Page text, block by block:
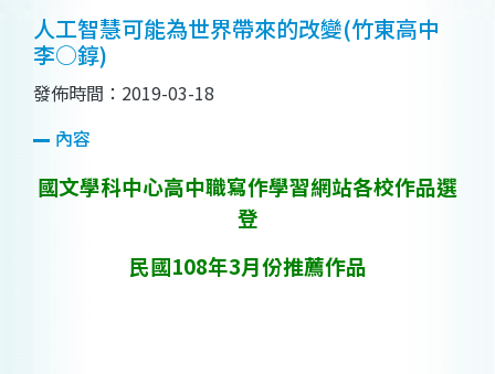
人工智慧可能為世界帶來的改變(竹東高中
李○錞)
發佈時間：2019-03-18
內容
國文學科中心高中職寫作學習網站各校作品選
登
民國108年3月份推薦作品